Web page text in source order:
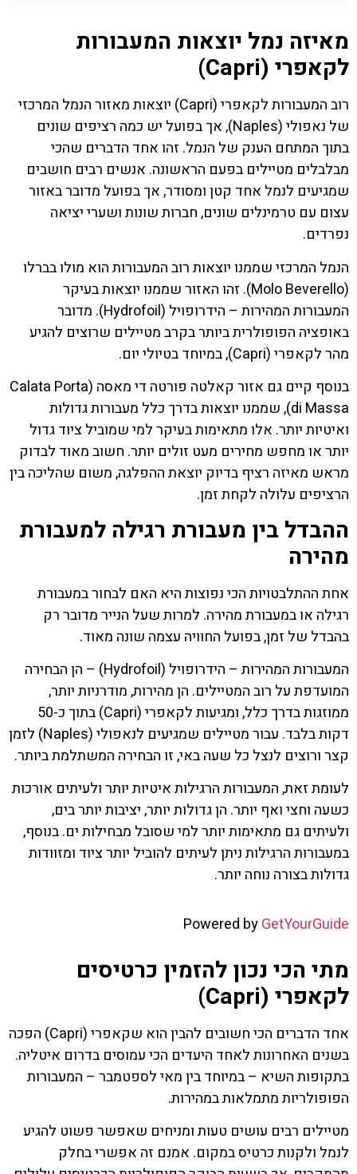
מאיזה נמל יוצאות המעבורות
לקאפרי (Capri)
רוב המעבורות לקאפרי (Capri) יוצאות מאזור הנמל המרכזי
של נאפולי (Naples), אך בפועל יש כמה רציפים שונים
בתוך המתחם הענק של הנמל. זהו אחד הדברים שהכי
מבלבלים מטיילים בפעם הראשונה. אנשים רבים חושבים
שמגיעים לנמל אחד קטן ומסודר, אך בפועל מדובר באזור
עצום עם טרמינלים שונים, חברות שונות ושערי יציאה
נפרדים.
הנמל המרכזי שממנו יוצאות רוב המעבורות הוא מולו בברלו
(Molo Beverello). זהו האזור שממנו יוצאות בעיקר
המעבורות המהירות – הידרופויל (Hydrofoil). מדובר
באופציה הפופולרית ביותר בקרב מטיילים שרוצים להגיע
מהר לקאפרי (Capri), במיוחד בטיולי יום.
בנוסף קיים גם אזור קאלטה פורטה די מאסה (Calata Porta
di Massa), שממנו יוצאות בדרך כלל מעבורות גדולות
ואיטיות יותר. אלו מתאימות בעיקר למי שמוביל ציוד גדול
יותר או מחפש מחירים מעט זולים יותר. חשוב מאוד לבדוק
מראש מאיזה רציף בדיוק יוצאת ההפלגה, משום שהליכה בין
הרציפים עלולה לקחת זמן.
ההבדל בין מעבורת רגילה למעבורת
מהירה
אחת ההתלבטויות הכי נפוצות היא האם לבחור במעבורת
רגילה או במעבורת מהירה. למרות שעל הנייר מדובר רק
בהבדל של זמן, בפועל החוויה עצמה שונה מאוד.
המעבורות המהירות – הידרופויל (Hydrofoil) – הן הבחירה
המועדפת על רוב המטיילים. הן מהירות, מודרניות יותר,
ממוזגות בדרך כלל, ומגיעות לקאפרי (Capri) בתוך כ-50
דקות בלבד. עבור מטיילים שמגיעים לנאפולי (Naples) לזמן
קצר ורוצים לנצל כל שעה באי, זו הבחירה המשתלמת ביותר.
לעומת זאת, המעבורות הרגילות איטיות יותר ולעיתים אורכות
כשעה וחצי ואף יותר. הן גדולות יותר, יציבות יותר בים,
ולעיתים גם מתאימות יותר למי שסובל מבחילות ים. בנוסף,
במעבורות הרגילות ניתן לעיתים להוביל יותר ציוד ומזוודות
גדולות בצורה נוחה יותר.
Powered byGetYourGuide
מתי הכי נכון להזמין כרטיסים
לקאפרי (Capri)
אחד הדברים הכי חשובים להבין הוא שקאפרי (Capri) הפכה
בשנים האחרונות לאחד היעדים הכי עמוסים בדרום איטליה.
בתקופות השיא – במיוחד בין מאי לספטמבר – המעבורות
הפופולריות מתמלאות במהירות.
מטיילים רבים עושים טעות ומניחים שאפשר פשוט להגיע
לנמל ולקנות כרטיס במקום. אמנם זה אפשרי בחלק